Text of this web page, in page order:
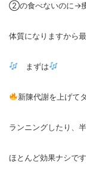
②の食べないのに→
体質になりますから
まずは
新陳代謝を上げて
ランニングしたり、
ほとんど効果ナシで